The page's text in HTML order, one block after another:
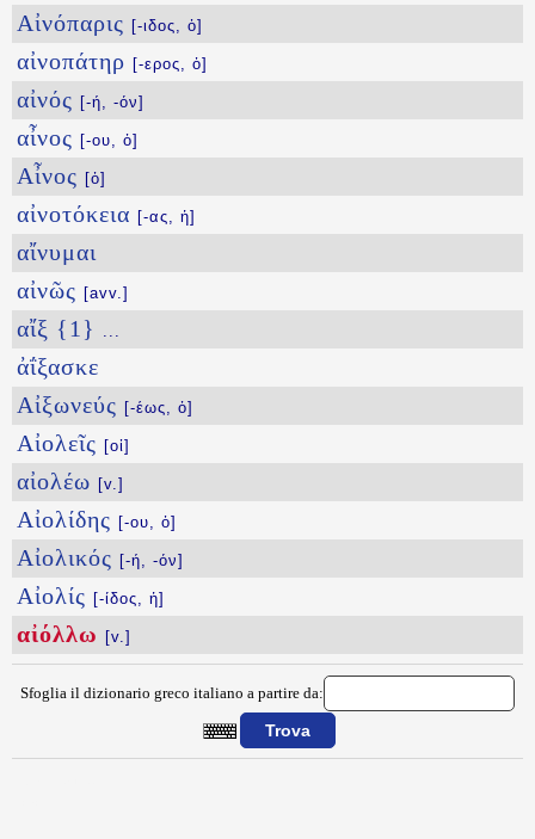
Αἰνόπαρις [-ιδος, ὁ]
αἰνοπάτηρ [-ερος, ὁ]
αἰνός [-ή, -όν]
αἶνος [-ου, ὁ]
Αἶνος [ὁ]
αἰνοτόκεια [-ας, ἡ]
αἴνυμαι
αἰνῶς [avv.]
αἴξ {1} ...
ἀΐξασκε
Αἰξωνεύς [-έως, ὁ]
Αἰολεῖς [οἱ]
αἰολέω [v.]
Αἰολίδης [-ου, ὁ]
Αἰολικός [-ή, -όν]
Αἰολίς [-ίδος, ἡ]
αἰόλλω [v.]
Sfoglia il dizionario greco italiano a partire da: